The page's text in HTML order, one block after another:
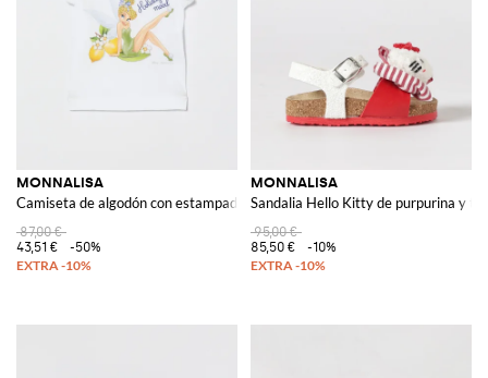
MONNALISA
Camiseta de algodón con estampado de Campanilla
87,00 €
43,51 €
-50%
MONNALISA
Sandalia Hello Kitty de purpurina y
95,00 €
85,50 €
-10%